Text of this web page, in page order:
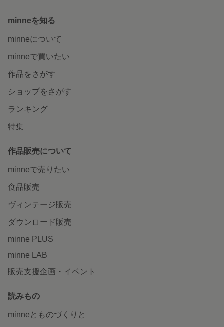
minneを知る
minneについて
minneで買いたい
作品をさがす
ショップをさがす
ランキング
特集
作品販売について
minneで売りたい
食品販売
ヴィンテージ販売
ダウンロード販売
minne PLUS
minne LAB
販売支援企画・イベント
読みもの
minneとものづくりと